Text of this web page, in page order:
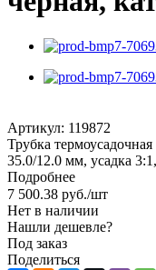
Артикул: 119872
Трубка
35.0/12.0 мм, усадка
Подробнее
7 500.38 руб./шт
Нет в наличии
Нашли дешевле?
Под заказ
Поделиться